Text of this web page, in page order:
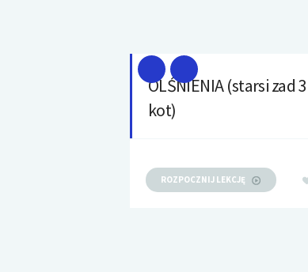
OLŚNIENIA (starsi zad 3
kot)
ROZPOCZNIJ LEKCJĘ